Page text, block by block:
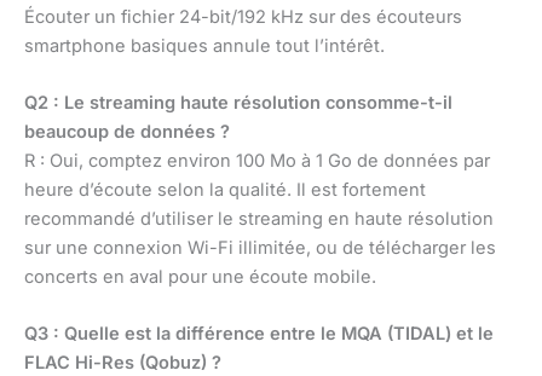
Écouter un fichier 24-bit/192 kHz sur des écouteurs
smartphone basiques annule tout l’intérêt.
Q2 : Le streaming haute résolution consomme-t-il
beaucoup de données ?
R : Oui, comptez environ 100 Mo à 1 Go de données par
heure d’écoute selon la qualité. Il est fortement
recommandé d’utiliser le streaming en haute résolution
sur une connexion Wi-Fi illimitée, ou de télécharger les
concerts en aval pour une écoute mobile.
Q3 : Quelle est la différence entre le MQA (TIDAL) et le
FLAC Hi-Res (Qobuz) ?